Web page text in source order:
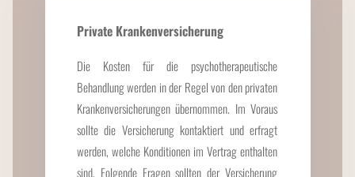
Private Krankenversicherung
Die Kostenfür die psychotherapeutische
Behandlung werden in der Regel von den privaten
Krankenversicherungen übernommen. Im Voraus
sollte die Versicherung kontaktiert und erfragt
werden, welche Konditionen im Vertrag enthalten
sind. Folgende Fragen sollten der Versicherung